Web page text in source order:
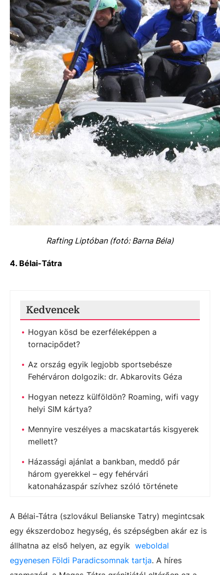
Rafting Liptóban (fotó: Barna Béla)
4. Bélai-Tátra
Kedvencek
Hogyan kösd be ezerféleképpen a
tornacipődet?
Az ország egyik legjobb sportsebésze
Fehérváron dolgozik: dr. Abkarovits Géza
Hogyan netezz külföldön? Roaming, wifi vagy
helyi SIM kártya?
Mennyire veszélyes a macskatartás kisgyerek
mellett?
Házassági ajánlat a bankban, meddő pár
három gyerekkel – egy fehérvári
katonaházaspár szívhez szóló története
A Bélai-Tátra (szlovákul Belianske Tatry) megintcsak
egy ékszerdoboz hegység, és szépségben akár ez is
állhatna az első helyen, az egyik weboldal
egyenesen Földi Paradicsomnak tartja. A híres